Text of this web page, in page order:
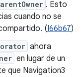
. Esto
cuando no se
(I66b67)
ahora
en lugar de un
que Navigation3